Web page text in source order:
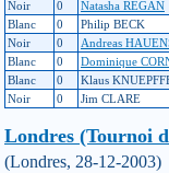
Noir
0 Natasha REGAN
Blanc
0 Philip BECK
Noir
0 Andreas
Blanc
0 Dominique
Blanc
0 Klaus
Noir
0 Jim CLARE
Londres (Tournoi
(Londres, 28-12-